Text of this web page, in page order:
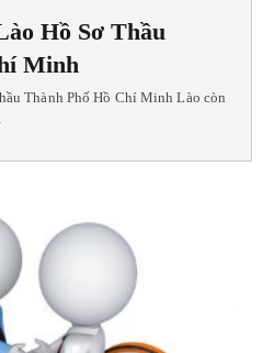
Hồ Sơ Thầu
Minh
Thành Phố Hồ Chí Minh Lào còn